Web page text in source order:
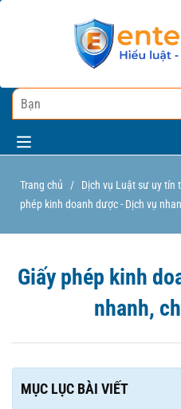
Trang chủ / Dịch vụ Luật sư uy tín
phép kinh doanh dược - Dịch vụ
Giấy phép kinh
nhanh,
MỤC LỤC BÀI VIẾT